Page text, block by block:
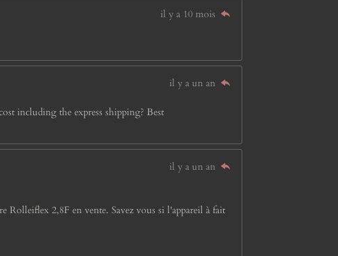
il y a 10 mois
il y a un an
including the express shipping? Best
il y a un an
Rolleiflex 2,8F en vente. Savez vous si l'appareil à fait